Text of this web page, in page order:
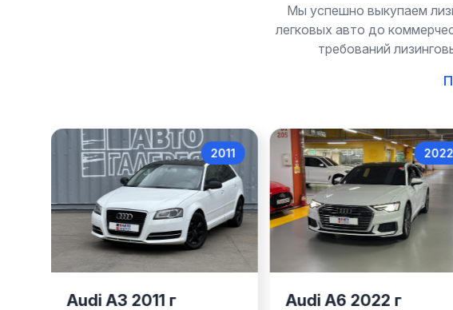
Мы успешно выкупаем
легковых авто до
требований
Audi A3
2011
Audi A3 2011 г
Audi A6
2022
Audi A6 2022 г